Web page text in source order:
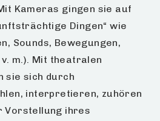
Kameras gingen sie auf
Dingen“ wie
Sounds, Bewegungen,
m.). Mit theatralen
sie sich durch
interpretieren, zuhören
Vorstellung ihres